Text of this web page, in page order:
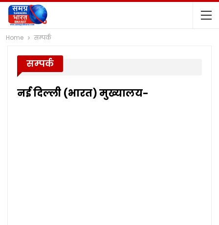
Home सम्पर्क
सम्पर्क
नई दिल्ली (भारत) मुख्यालय-